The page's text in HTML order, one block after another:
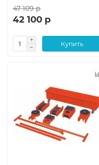
47 109 р
42 100 р
Купить